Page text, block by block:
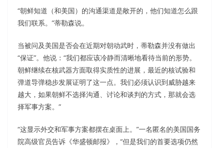
“朝鲜知道（和美国）的沟通渠道是敞开的，他们知道怎么跟
我们联系。”蒂勒森说。
当被问及美国是否会在近期对朝动武时，蒂勒森并没有做出
“保证”。他说：“我们都应该冷静而清晰地看待当前的形势。
朝鲜继续在核武器方面取得实质性的进展，最近的核试验和
弹道导弹稳步发展证明了这一点。我们必须认识到威胁越来
越大，如果朝鲜不选择沟通、讨论和谈判的方式，那就会选
择军事方案。”
“这显示外交和军事方案都摆在桌面上。”一名匿名的美国国务
院高级官员告诉《华盛顿邮报》，“但是我们的首要选项仍然